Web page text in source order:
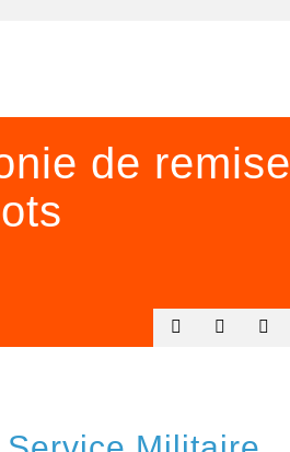
de remise